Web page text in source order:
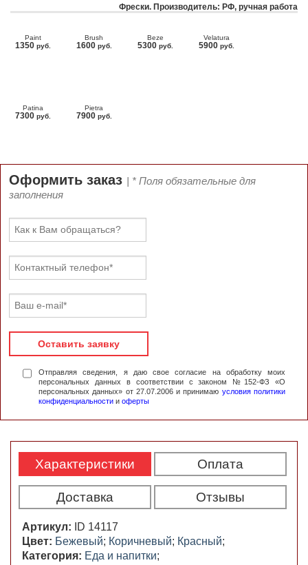
Фрески. Производитель: РФ, ручная работа
Paint
1350 руб.
Brush
1600 руб.
Beze
5300 руб.
Velatura
5900 руб.
Patina
7300 руб.
Pietra
7900 руб.
Оформить заказ | * Поля обязательные для
заполнения
Оставить заявку
Отправляя сведения, я даю свое согласие на обработку моих
персональных данных в соответствии с законом №152-ФЗ «О
персональных данных» от 27.07.2006 и принимаю условия политики
конфиденциальности и оферты
Характеристики Оплата
Доставка Отзывы
Артикул:
ID 14117
Цвет: Бежевый; Коричневый; Красный;
Категория: Еда и напитки;